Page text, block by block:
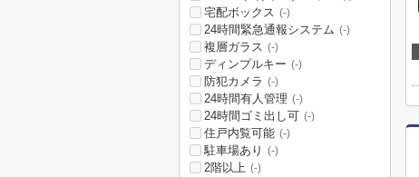
宅配ボックス (-)
24時間緊急通報システム (-)
複層ガラス (-)
ディンプルキー (-)
防犯カメラ (-)
24時間有人管理 (-)
24時間ゴミ出し可 (-)
住戸内覧可能 (-)
駐車場あり (-)
2階以上 (-)